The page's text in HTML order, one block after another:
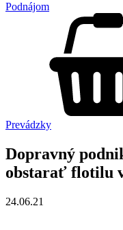
Podnájom
Prevádzky
Dopravný
obstarať flotilu
24.06.21